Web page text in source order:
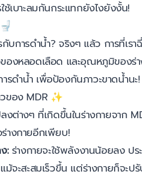
ช้เบาะลมกันกระแทกยังไงยังงั้น!
รกับการดำน้ำ? จริงๆ แล้ว การที่
องหลอดเลือด และอุณหภูมิของร่
รดำน้ำ เพื่อป้องกันภาวะขาดน้ำนะ!
ของ MDR ✨
งต่างๆ ที่เกิดขึ้นในร่างกายจาก
างกายอีกเพียบ!
:ร่างกายจะใช้พลังงานน้อยลง ป
ม้จะสะสมเร็วขึ้น แต่ร่างกายก็จะ